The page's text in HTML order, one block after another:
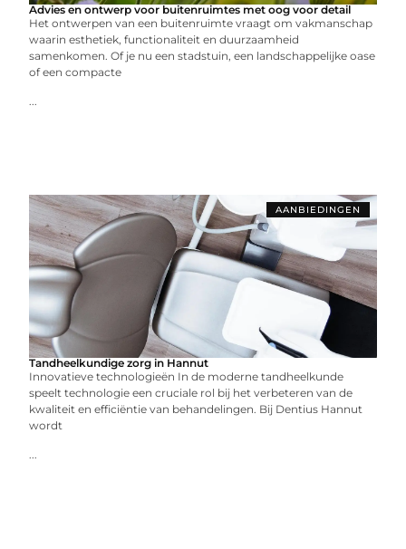
Advies en ontwerp voor buitenruimtes met oog voor detail
Het ontwerpen van een buitenruimte vraagt om vakmanschap
waarin esthetiek, functionaliteit en duurzaamheid
samenkomen. Of je nu een stadstuin, een landschappelijke oase
of een compacte
...
AANBIEDINGEN
Tandheelkundige zorg in Hannut
Innovatieve technologieën In de moderne tandheelkunde
speelt technologie een cruciale rol bij het verbeteren van de
kwaliteit en efficiëntie van behandelingen. Bij Dentius Hannut
wordt
...